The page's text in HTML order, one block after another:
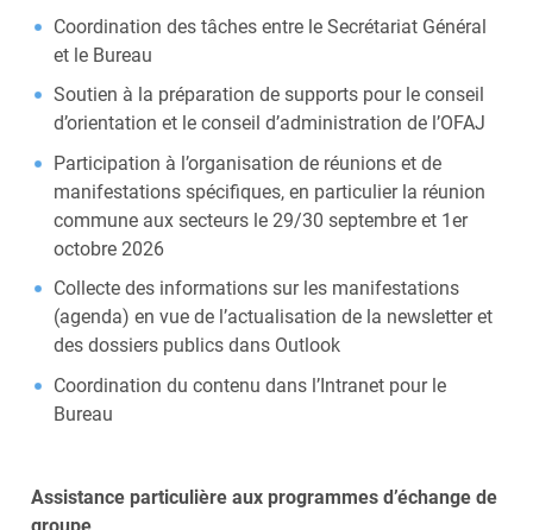
Coordination des tâches entre le Secrétariat Général
et le Bureau
Soutien à la préparation de supports pour le conseil
d’orientation et le conseil d’administration de l’OFAJ
Participation à l’organisation de réunions et de
manifestations spécifiques, en particulier la réunion
commune aux secteurs le 29/30 septembre et 1er
octobre 2026
Collecte des informations sur les manifestations
(agenda) en vue de l’actualisation de la newsletter et
des dossiers publics dans Outlook
Coordination du contenu dans l’Intranet pour le
Bureau
Assistance particulière aux programmes d’échange de
groupe